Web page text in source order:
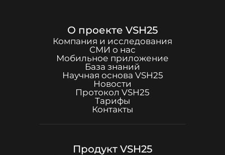
О проекте VSH25
Компания и исследования
СМИ о нас
Мобильное приложение
База знаний
Научная основа VSH25
Новости
Протокол VSH25
Тарифы
Контакты
Продукт VSH25